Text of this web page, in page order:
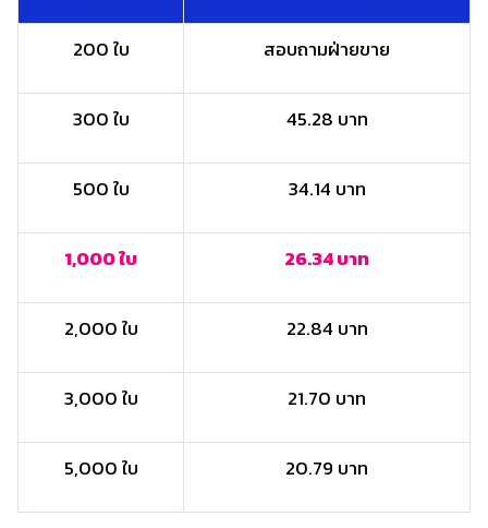
200 ใบ สอบถามฝ่ายขาย
300 ใบ 45.28 บาท
500 ใบ 34.14 บาท
1,000 ใบ 26.34 บาท
2,000 ใบ 22.84 บาท
3,000 ใบ 21.70 บาท
5,000 ใบ 20.79 บาท